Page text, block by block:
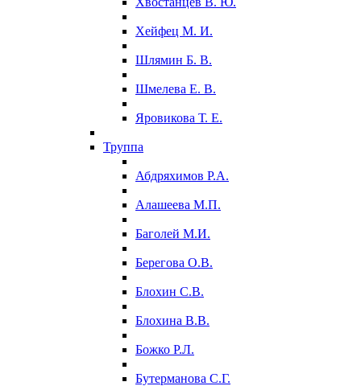
Хейфец М. И.
Шлямин Б. В.
Шмелева Е. В.
Яровикова Т. Е.
Труппа
Абдряхимов Р.А.
Алашеева М.П.
Баголей М.И.
Берегова О.В.
Блохин С.В.
Блохина В.В.
Божко Р.Л.
Бутерманова С.Г.